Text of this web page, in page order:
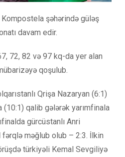
şəhərində güləş
davam edir.
72, 82 və 97 kq-da yer alan
qoşulub.
Qrişa Nazaryan (6:1)
qalib gələrək yarımfinala
gürcüstanlı Anri
məğlub olub – 2:3. İlkin
türkiyəli Kemal Sevgiliyə